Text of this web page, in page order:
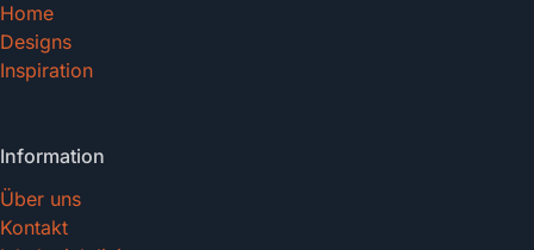
Home
Designs
Inspiration
Information
Über uns
Kontakt